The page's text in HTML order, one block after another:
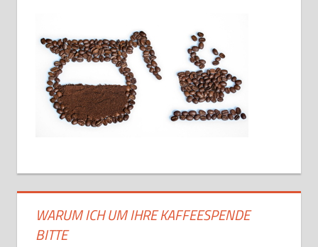
WARUM ICH UM IHRE KAFFEESPENDE
BITTE